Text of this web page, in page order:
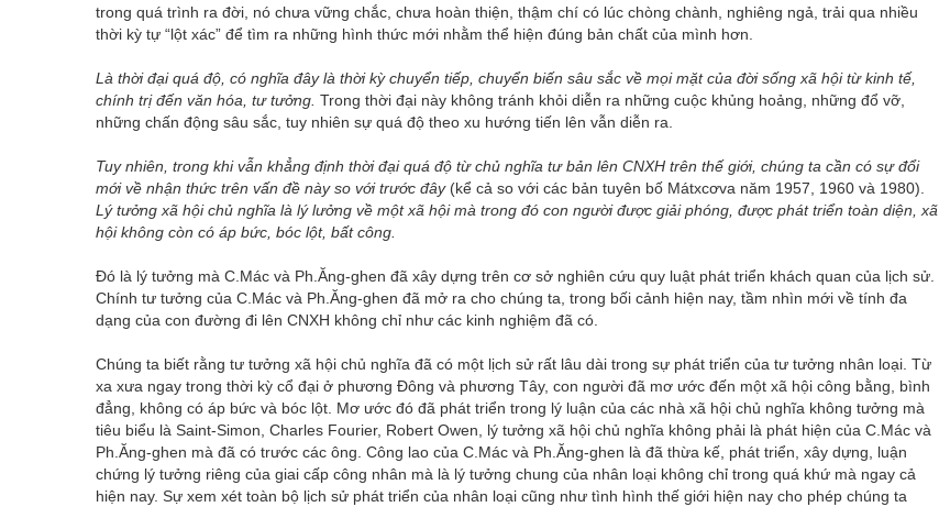
trong quá trình ra đời, nó chưa vững chắc, chưa hoàn thiện, thậm chí có lúc chòng chành, nghiêng ngả, trải qua nhiều
thời kỳ tự “lột xác” để tìm ra những hình thức mới nhằm thể hiện đúng bản chất của mình hơn.
Là thời đại quá độ, có nghĩa đây là thời kỳ chuyển tiếp, chuyển biến sâu sắc về mọi mặt của đời sống xã hội từ kinh tế,
chính trị đến văn hóa, tư tưởng. Trong thời đại này không tránh khỏi diễn ra những cuộc khủng hoảng, những đổ vỡ,
những chấn động sâu sắc, tuy nhiên sự quá độ theo xu hướng tiến lên vẫn diễn ra.
Tuy nhiên, trong khi vẫn khẳng định thời đại quá độ từ chủ nghĩa tư bản lên CNXH trên thế giới, chúng ta cần có sự đổi
mới về nhận thức trên vấn đề này so với trước đây(kể cả so với các bản tuyên bố Mátxcơva năm 1957, 1960 và 1980).
Lý tưởng xã hội chủ nghĩa là lý lưởng về một xã hội mà trong đó con người được giải phóng, được phát triển toàn diện, xã
hội không còn có áp bức, bóc lột, bất công.
Đó là lý tưởng mà C.Mác và Ph.Ăng-ghen đã xây dựng trên cơ sở nghiên cứu quy luật phát triển khách quan của lịch sử.
Chính tư tưởng của C.Mác và Ph.Ăng-ghen đã mở ra cho chúng ta, trong bối cảnh hiện nay, tầm nhìn mới về tính đa
dạng của con đường đi lên CNXH không chỉ như các kinh nghiệm đã có.
Chúng ta biết rằng tư tưởng xã hội chủ nghĩa đã có một lịch sử rất lâu dài trong sự phát triển của tư tưởng nhân loại. Từ
xa xưa ngay trong thời kỳ cổ đại ở phương Đông và phương Tây, con người đã mơ ước đến một xã hội công bằng, bình
đẳng, không có áp bức và bóc lột. Mơ ước đó đã phát triển trong lý luận của các nhà xã hội chủ nghĩa không tưởng mà
tiêu biểu là Saint-Simon, Charles Fourier, Robert Owen, lý tưởng xã hội chủ nghĩa không phải là phát hiện của C.Mác và
Ph.Ăng-ghen mà đã có trước các ông. Công lao của C.Mác và Ph.Ăng-ghen là đã thừa kế, phát triển, xây dựng, luận
chứng lý tưởng riêng của giai cấp công nhân mà là lý tưởng chung của nhân loại không chỉ trong quá khứ mà ngay cả
hiện nay. Sự xem xét toàn bộ lịch sử phát triển của nhân loại cũng như tình hình thế giới hiện nay cho phép chúng ta